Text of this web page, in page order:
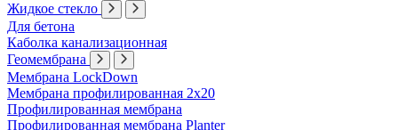
Жидкое стекло
Для бетона
Каболка канализационная
Геомембрана
Мембрана LockDown
Мембрана профилированная 2х20
Профилированная мембрана
Профилированная мембрана Planter